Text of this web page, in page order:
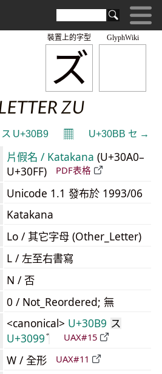
GlyphWiki
ズ
裝置上的字型
ZU
U+30B9 𝄜 U+30BB セ →
片假名 / Katakana (U+30A0–
U+30FF)
PDF表格
Unicode 1.1 發布於 1993/06
Katakana
Lo / 其它字母 (Other_Letter)
L / 左至右書寫
N / 否
0 / Not_Reordered; 無
<canonical> U+30B9 ス
U+3099 UAX#15
W / 全形 UAX#11